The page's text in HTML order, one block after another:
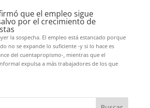
que el empleo sigue
por el crecimiento de
la sospecha. El empleo está estancado porque
no se expande lo suficiente -y si lo hace es
del cuentapropismo-, mientras que el
expulsa a más trabajadores de los que